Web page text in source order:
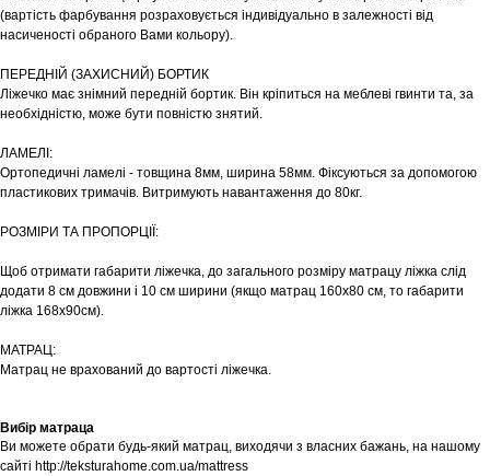
(вартість фарбування розраховується індивідуально в залежності від
насиченості обраного Вами кольору).
ПЕРЕДНІЙ (ЗАХИСНИЙ) БОРТИК
Ліжечко має знімний передній бортик. Він кріпиться на меблеві гвинти та, за
необхідністю, може бути повністю знятий.
ЛАМЕЛІ:
Ортопедичні ламелі - товщина 8мм, ширина 58мм. Фіксуються за допомогою
пластикових тримачів. Витримують навантаження до 80кг.
РОЗМІРИ ТА ПРОПОРЦІЇ:
Щоб отримати габарити ліжечка, до загального розміру матрацу ліжка слід
додати 8 см довжини і 10 см ширини (якщо матрац 160х80 см, то габарити
ліжка 168х90см).
МАТРАЦ:
Матрац не врахований до вартості ліжечка.
Вибір матраца
Ви можете обрати будь-який матрац, виходячи з власних бажань, на нашому
сайті http://teksturahome.com.ua/mattress